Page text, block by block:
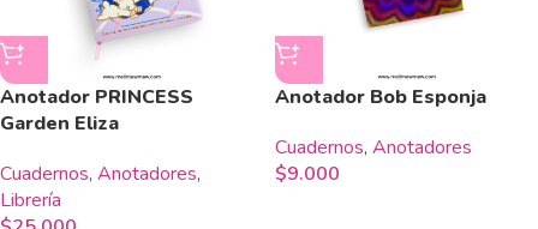
Anotador PRINCESS
Garden Eliza
Cuadernos, Anotadores,
Librería
Anotador Bob Esponja
Cuadernos, Anotadores
$9.000